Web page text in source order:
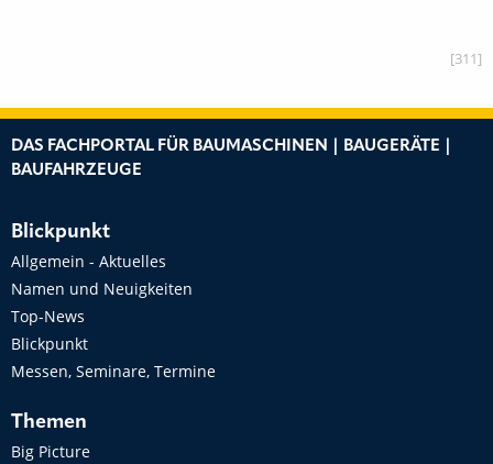
[311]
DAS FACHPORTAL FÜR BAUMASCHINEN | BAUGERÄTE |
BAUFAHRZEUGE
Blickpunkt
Allgemein - Aktuelles
Namen und Neuigkeiten
Top-News
Blickpunkt
Messen, Seminare, Termine
Themen
Big Picture